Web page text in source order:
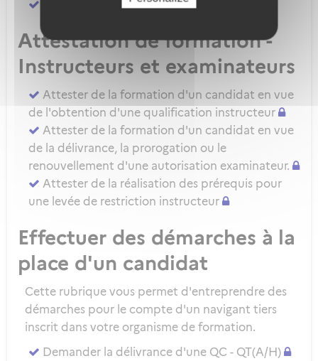
Attester d'une évaluation de niveau IRSE
Attestation de formation -
Instructeurs et examinateurs
Attester de la formation d'un candidat en vue
de l'obtention d'une qualification instructeur
Attester de la formation d'un candidat en vue
de la délivrance, la prorogation ou le
renouvellement d'une autorisation examinateur.
Attester de la réalisation des prérequis pour
une levée de restriction instructeur
Effectuer des démarches à la
place d'un candidat
Cette rubrique vous permet d'entreprendre des
démarches pour le compte d'un navigant tiers
inscrit dans votre organisme de formation.
Demander la délivrance d'une QC - QT(A/H)